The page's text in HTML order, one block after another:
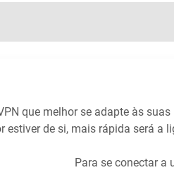
que melhor se adapte às suas
estiver de si, mais rápida será a
Para se conectar a